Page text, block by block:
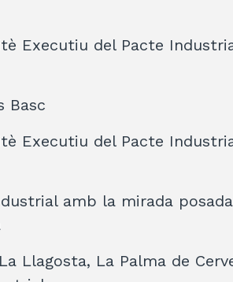
Executiu del Pacte
Basc
Executiu del Pacte
amb la mirada
Llagosta, La Palma de